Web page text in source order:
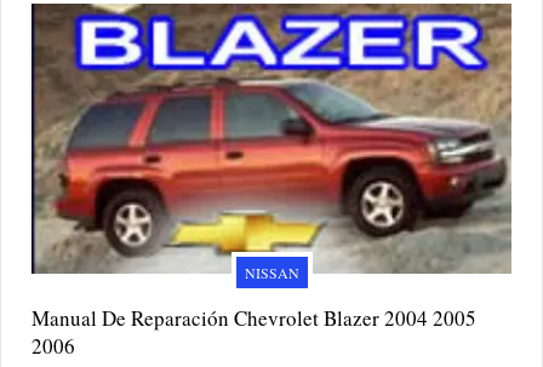
NISSAN
Manual De Reparación Chevrolet Blazer 2004 2005
2006